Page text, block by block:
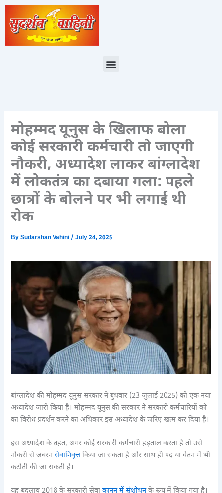
Skip
content
Menu
मोहम्मद यूनुस के खिलाफ बोला
कोई सरकारी कर्मचारी तो जाएगी
नौकरी, अध्यादेश लाकर बांग्लादेश
में लोकतंत्र का दबाया गला: पहले
छात्रों के बोलने पर भी लगाई थी
रोक
BySudarshan Vahini/July 24, 2025
बांग्लादेश की मोहम्मद यूनुस सरकार ने बुधवार (23 जुलाई 2025) को एक नया
अध्यादेश जारी किया है। मोहम्मद यूनुस की सरकार ने सरकारी कर्मचारियों को
का विरोध प्रदर्शन करने का अधिकार इस अध्यादेश के जरिए खत्म कर दिया है।
इस अध्यादेश के तहत, अगर कोई सरकारी कर्मचारी हड़ताल करता है तो उसे
नौकरी से जबरनसेवानिवृत्तकिया जा सकता है और साथ ही पद या वेतन में भी
कटौती की जा सकती है।
यह बदलाव 2018 के सरकारी सेवा कानून में संशोधनके रूप में किया गया है।